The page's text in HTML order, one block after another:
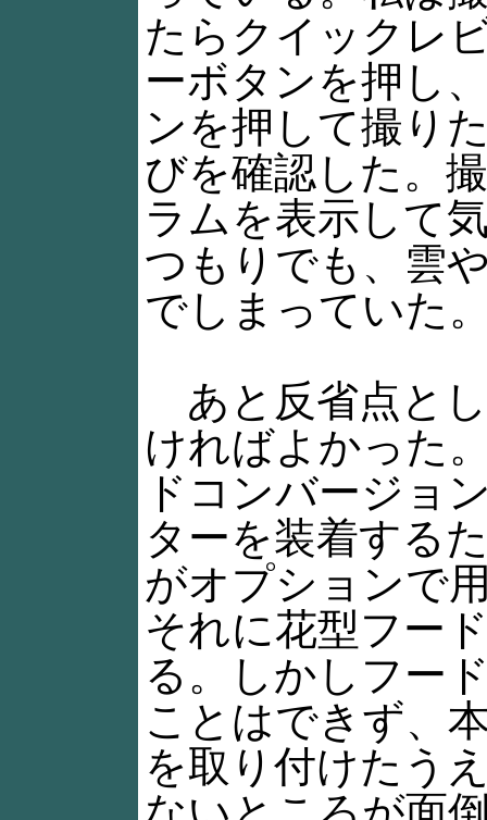
たらクイックレ
ーボタンを押し
ンを押して撮り
びを確認した。
ラムを表示して
つもりでも、雲
でしまっていた
あと反省点と
ければよかった
ドコンバージョ
ターを装着する
がオプションで
それに花型フー
る。しかしフー
ことはできず、
を取り付けたう